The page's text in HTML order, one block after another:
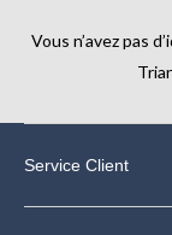
Vous n’avez pas
Service Client